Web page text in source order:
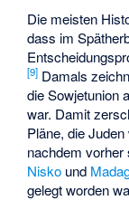
Die meisten
dass im
[9] Damals
die Sowjetunion
war. Damit
Pläne, die
nachdem
Nisko und
gelegt worden